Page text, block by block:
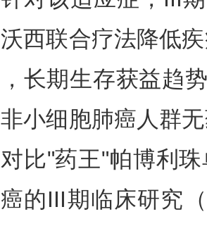
沃西联合疗法降低
，长期生存获益趋
非小细胞肺癌人群
对比"药王"帕博利
癌的III期临床研究